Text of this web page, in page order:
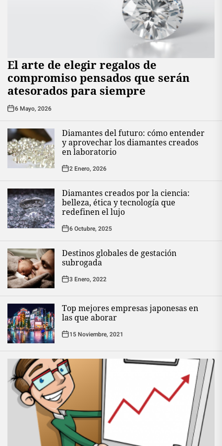
El arte de elegir regalos de
compromiso pensados que serán
atesorados para siempre
6 Mayo, 2026
Diamantes del futuro: cómo entender
y aprovechar los diamantes creados
en laboratorio
2 Enero, 2026
Diamantes creados por la ciencia:
belleza, ética y tecnología que
redefinen el lujo
6 Octubre, 2025
Destinos globales de gestación
subrogada
3 Enero, 2022
Top mejores empresas japonesas en
las que aborar
15 Noviembre, 2021